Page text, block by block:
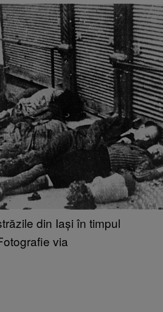
din Iași în timpul
via